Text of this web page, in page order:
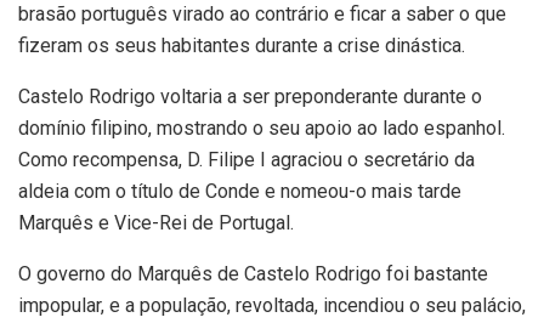
brasão português virado ao contrário e ficar a saber o que
fizeram os seus habitantes durante a crise dinástica.
Castelo Rodrigo voltaria a ser preponderante durante o
domínio filipino, mostrando o seu apoio ao lado espanhol.
Como recompensa, D. Filipe I agraciou o secretário da
aldeia com o título de Conde e nomeou-o mais tarde
Marquês e Vice-Rei de Portugal.
O governo do Marquês de Castelo Rodrigo foi bastante
impopular, e a população, revoltada, incendiou o seu palácio,